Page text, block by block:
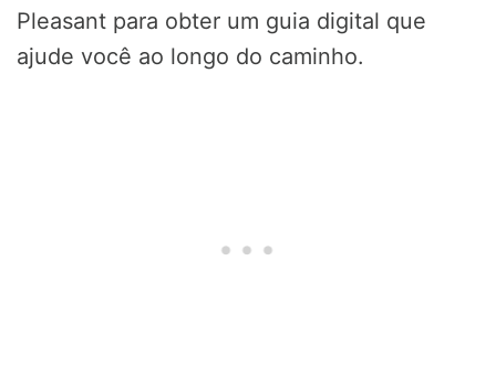
Pleasant para obter um guia digital que
ajude você ao longo do caminho.